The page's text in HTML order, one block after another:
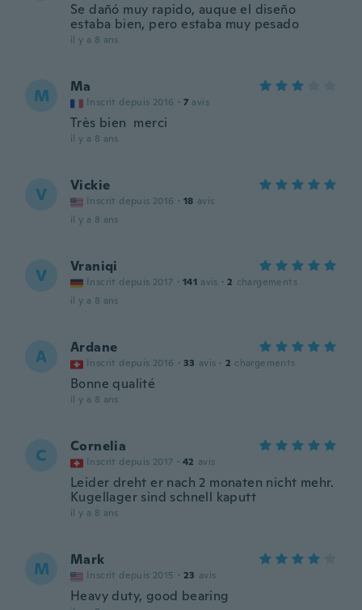
Se dañó muy rapido, auque el diseño
estaba bien, pero estaba muy pesado
il y a 8 ans
M Ma
Inscrit depuis 2016 · 7 avis
Très bien merci
il y a 8 ans
V Vickie
Inscrit depuis 2016 · 18 avis
il y a 8 ans
V Vraniqi
Inscrit depuis 2017 · 141 avis · 2 chargements
il y a 8 ans
A Ardane
Inscrit depuis 2016 · 33 avis · 2 chargements
Bonne qualité
il y a 8 ans
C Cornelia
Inscrit depuis 2017 · 42 avis
Leider dreht er nach 2 monaten nicht mehr.
Kugellager sind schnell kaputt
il y a 8 ans
M Mark
Inscrit depuis 2015 · 23 avis
Heavy duty, good bearing